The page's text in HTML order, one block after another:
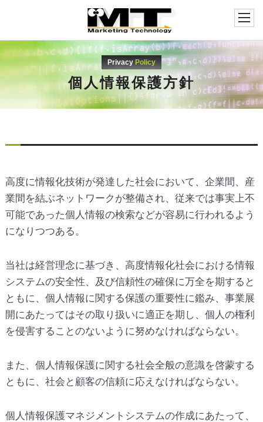
PrivacyPolicy
個人情報保護方針
高度に情報化技術が発達した社会において、企業間、産
業間を結ぶネットワークが整備され、従来では事実上不
可能であった個人情報の検索などが容易に行われるよう
になりつつある。
当社は経営理念に基づき、高度情報化社会における情報
システムの安全性、及び信頼性の確保に万全を期すると
ともに、個人情報に関する保護の重要性に鑑み、事業展
開にあたってはその取り扱いに適正を期し、個人の権利
を侵害することのないように努めなければならない。
また、個人情報保護に関する社会全般の意識を啓蒙する
ともに、社会と顧客の信頼に応えなければならない。
個人情報保護マネジメントシステムの作成にあたって、